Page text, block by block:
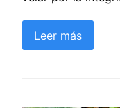
Leer más